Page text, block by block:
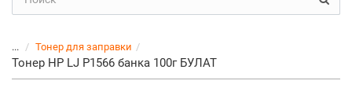
... Тонер для заправки
Тонер HP LJ P1566 банка 100г БУЛАТ